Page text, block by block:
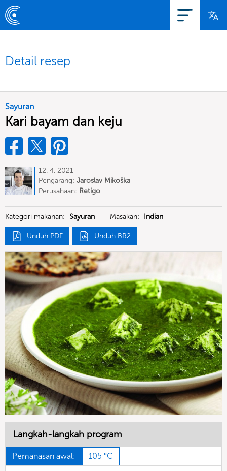
Detail resep
Sayuran
Kari bayam dan keju
12. 4. 2021
Pengarang: Jaroslav Mikoška
Perusahaan: Retigo
Kategori makanan: Sayuran Masakan: Indian
Unduh PDF Unduh BR2
Langkah-langkah program
Pemanasan awal: 105 °C